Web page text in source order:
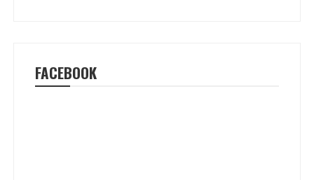
FACEBOOK